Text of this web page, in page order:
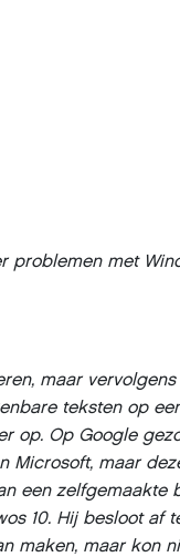
problemen met
maar
teksten op
op. Op Google
Microsoft, maar
een zelfgemaakte
10. Hij besloot af
maken, maar kon